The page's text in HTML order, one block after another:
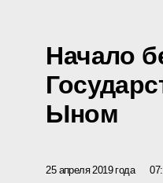
Начало
Ыном
25 апреля 2019 года